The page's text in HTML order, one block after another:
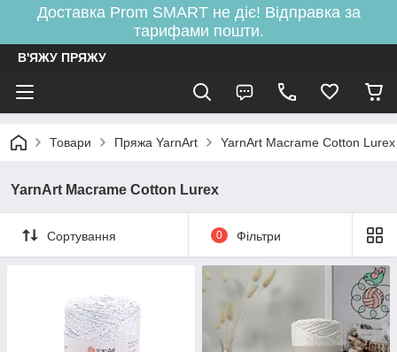
Доставка Prom SMART не діє! Відправка за
тарифами пошти.
В'ЯЖУ ПРЯЖУ
Товари Пряжа YarnArt YarnArt Macrame Cotton Lurex
YarnArt Macrame Cotton Lurex
Сортування 0 Фільтри